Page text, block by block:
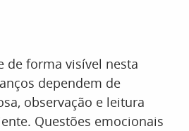
de forma visível nesta
dependem de
observação e leitura
Questões emocionais